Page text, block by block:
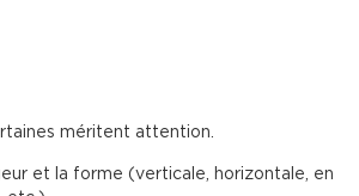
méritent attention.
et la forme (verticale, horizontale, en